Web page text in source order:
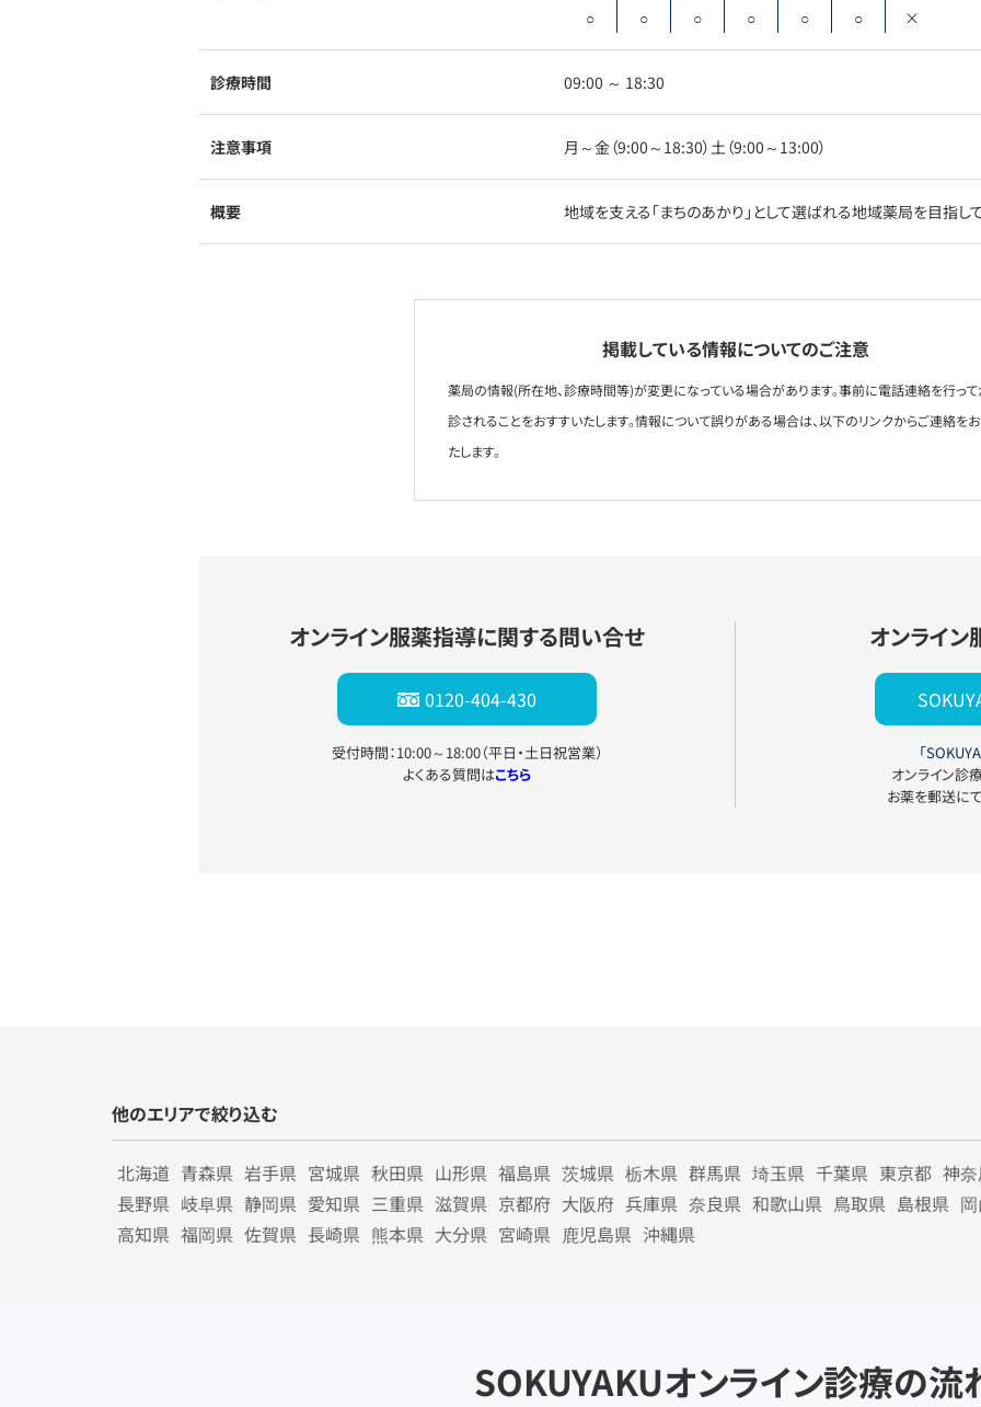
○
○
○
○
○
○
×
診療時間 09:00 ～ 18:30
注意事項 月～金（9:00～18:30）土（9:00～13:00）
概要 地域を支える「まちのあかり」として選ばれる地域薬局を目指し
掲載している情報についてのご注意
薬局の情報(所在地、診療時間等)が変更になっている場合があります。事前に電話連絡を行っ
診されることをおすすいたします。情報について誤りがある場合は、以下のリンクからご連絡を
たします。
オンライン服薬指導に関する問い合せ
0120-404-430
受付時間：10:00～18:00（平日・土日祝営業）
よくある質問はこちら
オンライ
「
オンライン診
お薬を郵送に
他のエリアで絞り込む
北海道 青森県 岩手県 宮城県 秋田県 山形県 福島県 茨城県 栃木県 群馬県 埼玉県 千葉県 東京都 神
長野県 岐阜県 静岡県 愛知県 三重県 滋賀県 京都府 大阪府 兵庫県 奈良県 和歌山県 鳥取県 島根県
高知県 福岡県 佐賀県 長崎県 熊本県 大分県 宮崎県 鹿児島県 沖縄県
SOKUYAKUオンライン診療の流